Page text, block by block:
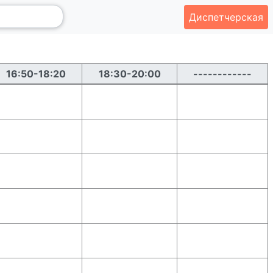
Диспетчерская
16:50-18:20 18:30-20:00
------------